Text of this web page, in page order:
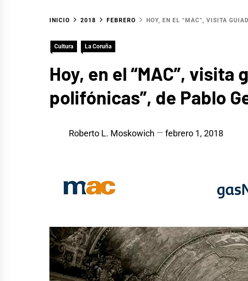
INICIO 2018 FEBRERO HOY, EN EL “MAC”, VISITA
Cultura La Coruña
Hoy, en el “MAC”,
polifónicas”, de Pablo
Roberto L. Moskowich febrero 1, 2018